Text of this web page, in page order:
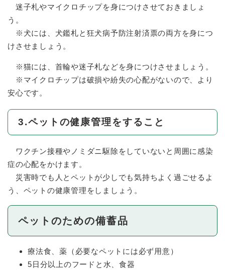
迷子札やマイクロチップを身につけさせておきましょ
う。
※犬には、犬鑑札と狂犬病予防注射済票の両方を身につ
けさせましょう。
※猫には、首輪や迷子札などを身につけさせましょう。
※マイクロチップは破損や紛失の心配がないので、より
安心です。
3.ペットの健康管理をすること
ワクチン接種やノミダニ駆除をしていないと周囲に感染
症の心配をかけます。
災害時でも人とペットが少しでも気持ちよく過ごせるよ
う、ペットの健康管理をしましょう。
ペットのための備蓄品
療法食、薬（必要なペットには必ず用意）
5日分以上のフードと水、食器